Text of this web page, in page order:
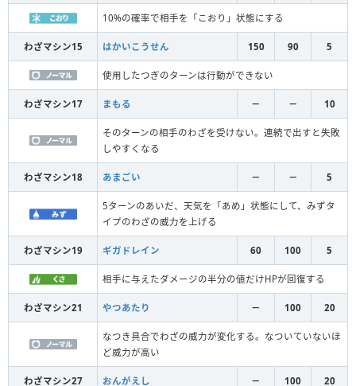
10%の確率で相手を「こおり」状態にする
わざマシン15 はかいこうせん 150 90 5
使用したつぎのターンは行動ができない
わざマシン17 まもる － － 10
そのターンの相手のわざを受けない。連続で出すと失敗
しやすくなる
わざマシン18 あまごい － － 5
5ターンのあいだ、天気を「あめ」状態にして、みずタ
イプのわざの威力を上げる
わざマシン19 ギガドレイン 60 100 5
相手に与えたダメージの半分の値だけHPが回復する
わざマシン21 やつあたり － 100 20
なつき具合でわざの威力が変化する。なついていないほ
ど威力が高い
わざマシン27 おんがえし － 100 20